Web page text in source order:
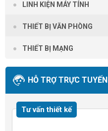
LINH KIỆN MÁY TÍNH
THIẾT BỊ VĂN PHÒNG
THIẾT BỊ MẠNG
HỖ TRỢ TRỰC TUYẾN
Tư vấn thiết kế